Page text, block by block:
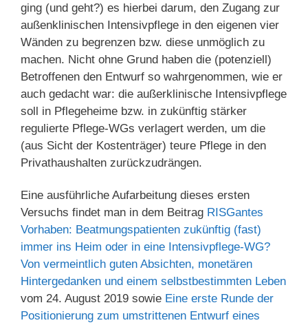
ging (und geht?) es hierbei darum, den Zugang zur
außenklinischen Intensivpflege in den eigenen vier
Wänden zu begrenzen bzw. diese unmöglich zu
machen. Nicht ohne Grund haben die (potenziell)
Betroffenen den Entwurf so wahrgenommen, wie er
auch gedacht war: die außerklinische Intensivpflege
soll in Pflegeheime bzw. in zukünftig stärker
regulierte Pflege-WGs verlagert werden, um die
(aus Sicht der Kostenträger) teure Pflege in den
Privathaushalten zurückzudrängen.
Eine ausführliche Aufarbeitung dieses ersten
Versuchs findet man in dem Beitrag RISGantes
Vorhaben: Beatmungspatienten zukünftig (fast)
immer ins Heim oder in eine Intensivpflege-WG?
Von vermeintlich guten Absichten, monetären
Hintergedanken und einem selbstbestimmten Leben
vom 24. August 2019 sowie Eine erste Runde der
Positionierung zum umstrittenen Entwurf eines